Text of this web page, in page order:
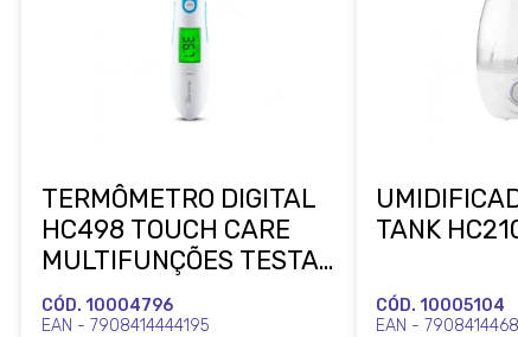
TERMÔMETRO DIGITAL
HC498 TOUCH CARE
MULTIFUNÇÕES TESTA
E OUVIDO MULTI
CÓD. 10004796
EAN - 7908414444195
TANK
CÓD. 10005104
EAN -